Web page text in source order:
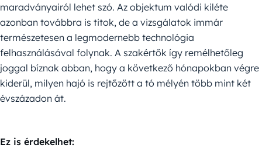
maradványairól lehet szó. Az objektum valódi kiléte
azonban továbbra is titok, de a vizsgálatok immár
természetesen a legmodernebb technológia
felhasználásával folynak. A szakértők így remélhetőleg
joggal bíznak abban, hogy a következő hónapokban végre
kiderül, milyen hajó is rejtőzött a tó mélyén több mint két
évszázadon át.
Ez is érdekelhet: